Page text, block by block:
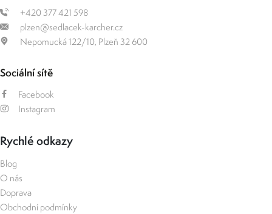
+420 377 421 598
plzen@sedlacek-karcher.cz
Nepomucká 122/10, Plzeň 32 600
Sociální sítě
Facebook
Instagram
Rychlé odkazy
Blog
O nás
Doprava
Obchodní podmínky